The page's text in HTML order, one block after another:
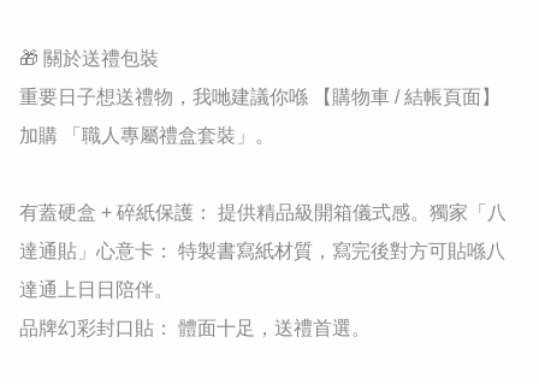
🎁 關於送禮包裝
重要日子想送禮物，我哋建議你喺 【購物車 / 結帳頁面】
加購 「職人專屬禮盒套裝」。
有蓋硬盒 + 碎紙保護： 提供精品級開箱儀式感。獨家「八
達通貼」心意卡： 特製書寫紙材質，寫完後對方可貼喺八
達通上日日陪伴。
品牌幻彩封口貼： 體面十足，送禮首選。